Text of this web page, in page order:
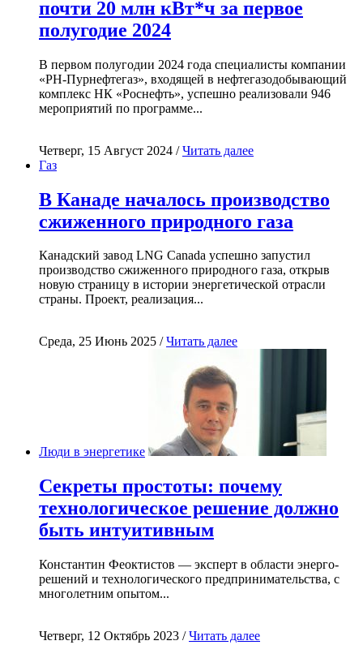
почти 20 млн кВт*ч за первое
полугодие 2024
В первом полугодии 2024 года специалисты компании
«РН-Пурнефтегаз», входящей в нефтегазодобывающий
комплекс НК «Роснефть», успешно реализовали 946
мероприятий по программе...
Четверг, 15 Август 2024 /Читать далее
Газ
В Канаде началось производство
сжиженного природного газа
Канадский завод LNG Canada успешно запустил
производство сжиженного природного газа, открыв
новую страницу в истории энергетической отрасли
страны. Проект, реализация...
Среда, 25 Июнь 2025 /Читать далее
Люди в энергетике
Секреты простоты: почему
технологическое решение должно
быть интуитивным
Константин Феоктистов — эксперт в области энерго-
решений и технологического предпринимательства, с
многолетним опытом...
Четверг, 12 Октябрь 2023 /Читать далее